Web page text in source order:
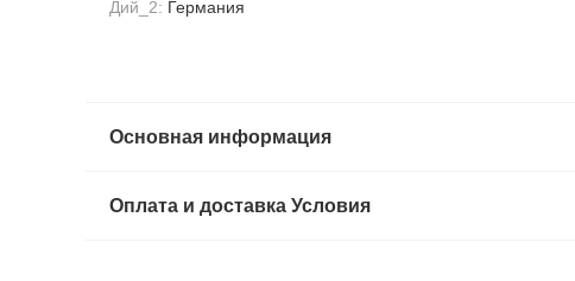
Дий_2: Германия
Основная информация
Оплата и доставка Условия